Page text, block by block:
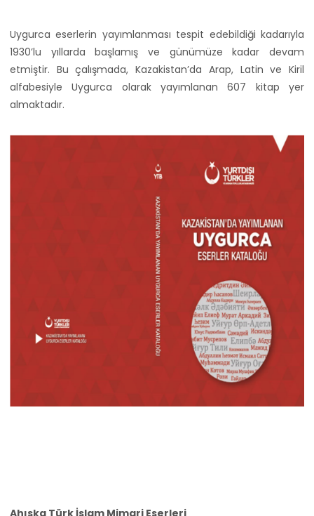
Uygurca eserlerin yayımlanması tespit edebildiği kadarıyla
1930’lu yıllarda başlamış ve günümüze kadar devam
etmiştir. Bu çalışmada, Kazakistan’da Arap, Latin ve Kiril
alfabesiyle Uygurca olarak yayımlanan 607 kitap yer
almaktadır.
Ahıska Türk İslam Mimari Eserleri